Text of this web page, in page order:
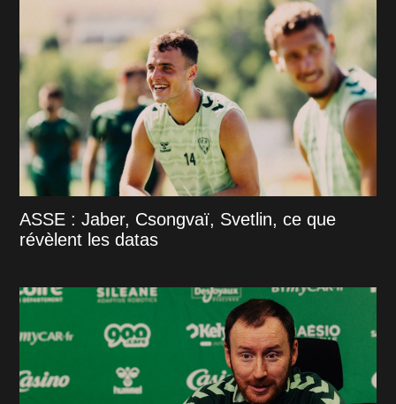
ASSE : Jaber, Csongvaï, Svetlin, ce que
révèlent les datas